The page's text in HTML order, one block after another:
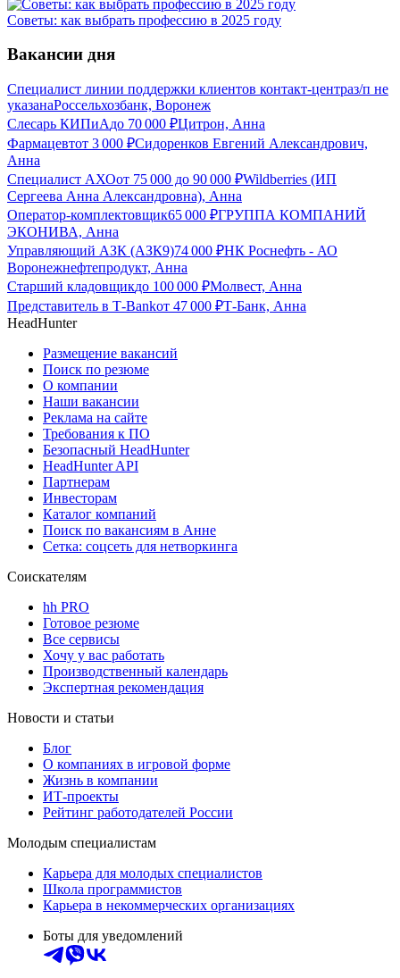
Советы: как выбрать профессию в 2025 году
Вакансии дня
Специалист линии поддержки клиентов контакт-центраз/п не
указанаРоссельхозбанк, Воронеж
Слесарь КИПиАдо 70 000 ₽Цитрон, Анна
Фармацевтот 3 000 ₽Сидоренков Евгений Александрович,
Анна
Специалист АХОот 75 000 до 90 000 ₽Wildberries (ИП
Сергеева Анна Александровна), Анна
Оператор-комплектовщик65 000 ₽ГРУППА КОМПАНИЙ
ЭКОНИВА, Анна
Управляющий АЗК (АЗК9)74 000 ₽НК Роснефть - АО
Воронежнефтепродукт, Анна
Старший кладовщикдо 100 000 ₽Молвест, Анна
Представитель в Т-Bankот 47 000 ₽Т-Банк, Анна
HeadHunter
Размещение вакансий
Поиск по резюме
О компании
Наши вакансии
Реклама на сайте
Требования к ПО
Безопасный HeadHunter
HeadHunter API
Партнерам
Инвесторам
Каталог компаний
Поиск по вакансиям в Анне
Сетка: соцсеть для нетворкинга
Соискателям
hh PRO
Готовое резюме
Все сервисы
Хочу у вас работать
Производственный календарь
Экспертная рекомендация
Новости и статьи
Блог
О компаниях в игровой форме
Жизнь в компании
ИТ-проекты
Рейтинг работодателей России
Молодым специалистам
Карьера для молодых специалистов
Школа программистов
Карьера в некоммерческих организациях
Боты для уведомлений